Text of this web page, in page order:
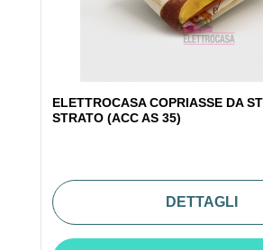
ELETTROCASA COPRIASSE DA
STRATO (ACC AS 35)
DETTAGLI